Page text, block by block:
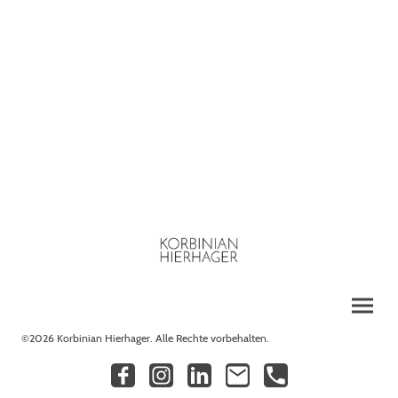
©2026 Korbinian Hierhager. Alle Rechte vorbehalten.